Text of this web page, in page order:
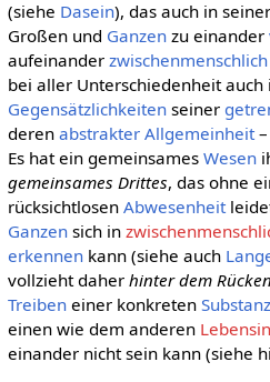
(siehe Dasein), das auch in seiner
Großen und Ganzenzu einander
aufeinander zwischenmenschlich
bei aller Unterschiedenheit auch
Gegensätzlichkeitenseiner
deren abstrakter Allgemeinheit–
Es hat ein gemeinsames Wesen
gemeinsames Drittes, das ohne
rücksichtlosen Abwesenheit
Ganzensich in
erkennenkann (siehe auch
vollzieht daher hinter dem Rücken
Treibeneiner konkreten Substanz
einen wie dem anderen
einander nicht sein kann (siehe